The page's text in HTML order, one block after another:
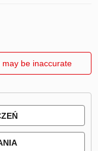
be inaccurate